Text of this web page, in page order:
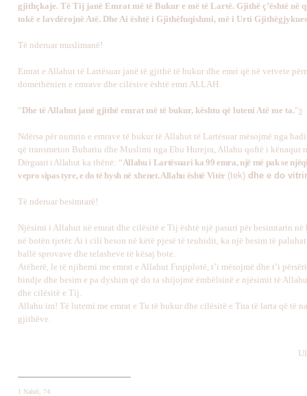
gjithçkaje. Të Tij janë Emrat më të Bukur e më të Lartë. Gjithë ç’është në
tokë e lavdërojnë Atë. Dhe Ai është i Gjithëfuqishmi, më i Urti
Të nderuar muslimanë!
Emrat e Allahut të Lartësuar janë të gjithë të bukur dhe emri që në vetvete
domethënien e emrave dhe cilësive është emri ALLAH.
“Dhe të Allahut janë gjithë emrat më të bukur, kështu që luteni Atë me ta.”9
Ndërsa për numrin e emrave të bukur të Allahut të Lartësuar mësojmë nga
që transmeton Buhariu dhe Muslimi nga Ebu Hurejra, Allahu qoftë i kënaqur
Dërguari i Allahut ka thënë: “Allahu i Lartësuari ka 99 emra, një më pak se
vepro sipas tyre, e do të hysh në xhenet. Allahu është Vitër (tek)dhe e do
Të nderuar besimtarë!
Njësimi i Allahut në emrat dhe cilësitë e Tij është një pasuri për besimtarin në
në botën tjetër. Ai i cili beson në këtë pjesë të teuhidit, ka një besim të
ballë sprovave dhe telasheve të kësaj bote.
Atëherë, le të njihemi me emrat e Allahut Fuqiplotë, t’i mësojmë dhe t’i
bindje dhe besim e pa dyshim që do ta shijojmë ëmbëlsinë e njësimit të
dhe cilësitë e Tij.
Allahu im! Të lutemi me emrat e Tu të bukur dhe cilësitë e Tua të larta që të
gjithëve.
1 Nahël, 74.